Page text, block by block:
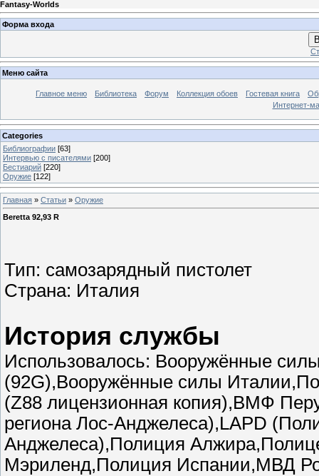
Fantasy-Worlds
Форма входа
Меню сайта
Главное меню Библиотека Форум Коллекция обоев Гостевая книга
Интернет-
Categories
Библиографии [63]
Интервью с писателями [200]
Бестиарий [220]
Оружие [122]
Главная » Статьи » Оружие
Beretta 92,93 R
Тип: самозарядный пистолет
Страна: Италия
История службы
Использовалось: Вооружённые
(92G),Вооружённые силы
(Z88 лицензионная копия),ВМФ
региона Лос-Анджелеса),LAPD
Анджелеса),Полиция
Мэриленд,Полиция Испании,МВД